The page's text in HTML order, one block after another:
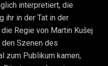
interpretiert, die
ihr in der Tat in der
Regie von Martin Kušej
Szenen des
zum Publikum kamen,